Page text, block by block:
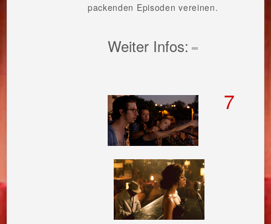
packenden Episoden vereinen.
Weiter Infos:
7